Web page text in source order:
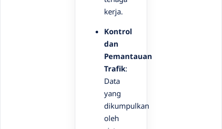
kerja.
Kontrol
dan
Pemantauan
Trafik:
Data
yang
dikumpulkan
oleh